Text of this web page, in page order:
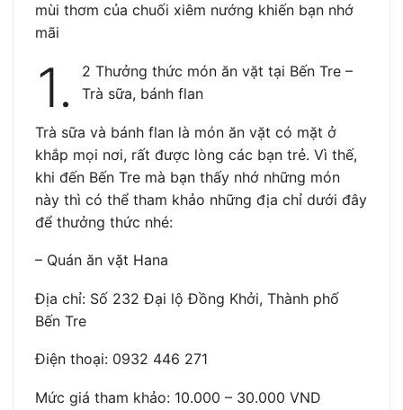
mùi thơm của chuối xiêm nướng khiến bạn nhớ
mãi
1.
2 Thưởng thức món ăn vặt tại Bến Tre –
Trà sữa, bánh flan
Trà sữa và bánh flan là món ăn vặt có mặt ở
khắp mọi nơi, rất được lòng các bạn trẻ. Vì thế,
khi đến Bến Tre mà bạn thấy nhớ những món
này thì có thể tham khảo những địa chỉ dưới đây
để thưởng thức nhé:
– Quán ăn vặt Hana
Địa chỉ: Số 232 Đại lộ Đồng Khởi, Thành phố
Bến Tre
Điện thoại: 0932 446 271
Mức giá tham khảo: 10.000 – 30.000 VND